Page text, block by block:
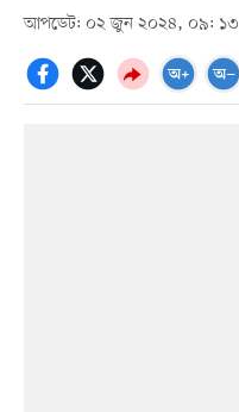
আপডেট: ০২ জুন ২০২৪, ০৯: ১৩